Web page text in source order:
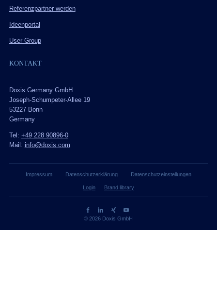
Referenzpartner werden
Ideenportal
User Group
KONTAKT
Doxis Germany GmbH
Joseph-Schumpeter-Allee 19
53227 Bonn
Germany
Tel: +49 228 90896-0
Mail: info@doxis.com
Impressum Datenschutzerklärung Datenschutzeinstellungen
Login Brand library
© 2026 Doxis GmbH